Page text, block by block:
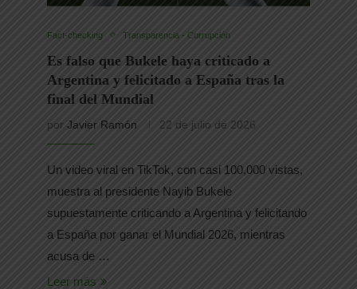
Fact-checking Transparencia - Corrupción
Es falso que Bukele haya criticado a
Argentina y felicitado a España tras la
final del Mundial
por Javier Ramón 22 de julio de 2026
Un video viral en TikTok, con casi 100,000 vistas,
muestra al presidente Nayib Bukele
supuestamente criticando a Argentina y felicitando
a España por ganar el Mundial 2026, mientras
acusa de …
Leer más